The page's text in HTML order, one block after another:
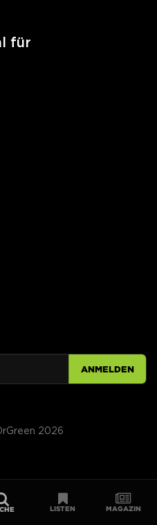
für
ANMELDEN
2026
LISTEN MAGAZIN